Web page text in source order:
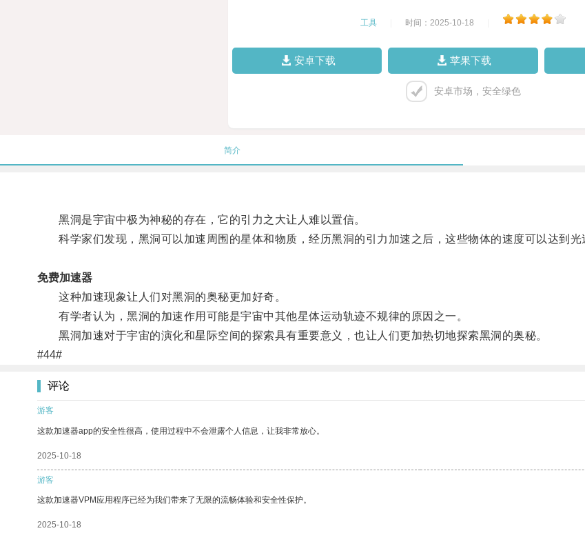
工具 时间：2025-10-18
安卓下载 苹果下载
安卓市场，安全绿色
简介
黑洞是宇宙中极为神秘的存在，它的引力之大让人难以置信。
科学家们发现，黑洞可以加速周围的星体和物质，经历黑洞的引力加速之后，这些物体的速度可以达到光
免费加速器
这种加速现象让人们对黑洞的奥秘更加好奇。
有学者认为，黑洞的加速作用可能是宇宙中其他星体运动轨迹不规律的原因之一。
黑洞加速对于宇宙的演化和星际空间的探索具有重要意义，也让人们更加热切地探索黑洞的奥秘。
#44#
评论
游客
这款加速器app的安全性很高，使用过程中不会泄露个人信息，让我非常放心。
2025-10-18
游客
这款加速器VPM应用程序已经为我们带来了无限的流畅体验和安全性保护。
2025-10-18